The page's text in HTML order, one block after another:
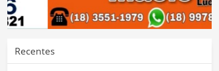
Recentes